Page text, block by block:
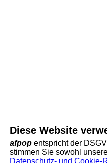
Diese Website
afpop entspricht der
stimmen Sie sowohl
Datenschutz- und Cookie-